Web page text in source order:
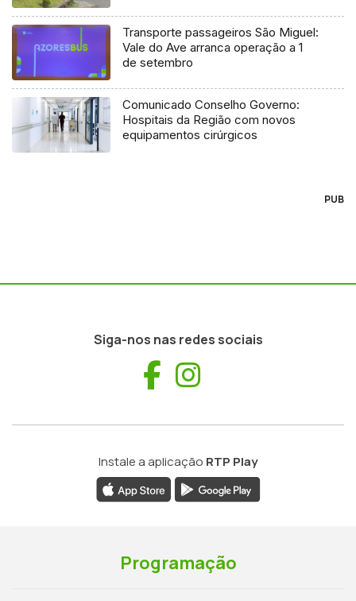
Transporte passageiros São Miguel:
Vale do Ave arranca operação a 1
de setembro
Comunicado Conselho Governo:
Hospitais da Região com novos
equipamentos cirúrgicos
PUB
Siga-nos nas redes sociais
Facebook
Instale a aplicação RTP Play
Programação